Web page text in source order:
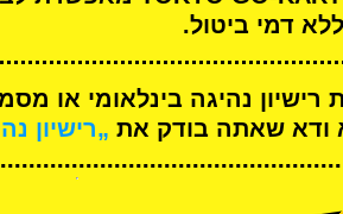
דמי ביטול.
רישיון נהיגה בינלאומי או
ודא שאתה בודק את „רישיון